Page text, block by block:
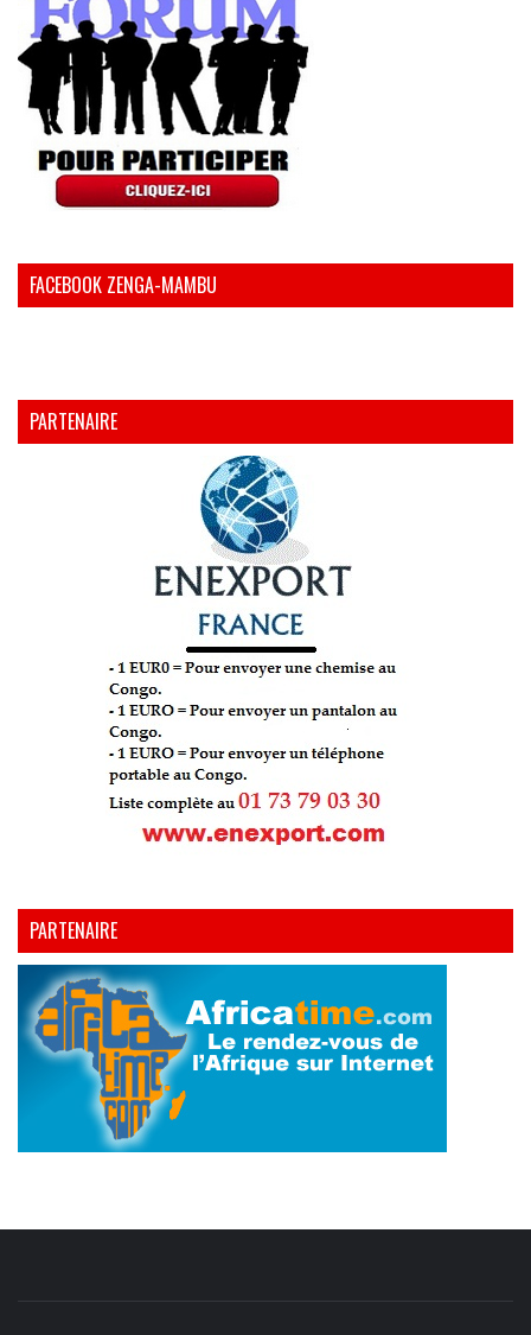
FACEBOOK ZENGA-MAMBU
PARTENAIRE
PARTENAIRE